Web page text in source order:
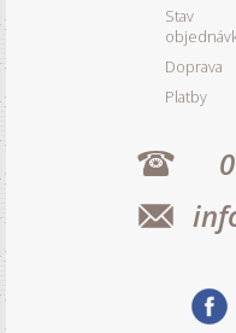
Stav
Doprava
Platby